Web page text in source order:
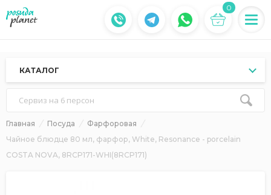
0
КАТАЛОГ
Сервиз на 6 персон
Главная Посуда
Фарфоровая
Чайное блюдце 80 мл, фарфор, White, Resonance - porcelain
COSTA NOVA, 8RCP171-WHI(8RCP171)